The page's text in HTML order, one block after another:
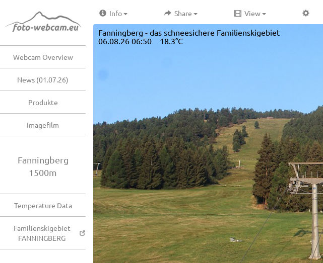
Webcam Overview
News (01.07.26)
Produkte
Imagefilm
Fanningberg
1500m
Temperature Data
Familienskigebiet
FANNINGBERG
Info Share View
Fanningberg - das schneesichere Familienskigebiet
06.08.26 06:50 18.3°C